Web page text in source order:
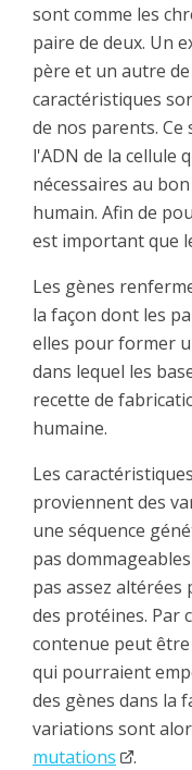
sont comme les
paire de deux. Un
père et un autre
caractéristiques
de nos parents.
l'ADN de la cellule
nécessaires au
humain. Afin de
est important que
Les gènes
la façon dont les
elles pour former
dans lequel les
recette de
humaine.
Les
proviennent des
une séquence
pas
pas assez
des protéines. Par
contenue peut
qui pourraient
des gènes dans la
variations sont
mutations
.